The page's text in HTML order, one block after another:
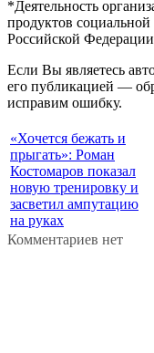
*Деятельность
продуктов социальной
Российской
Если Вы являетесь
его публикацией —
исправим ошибку.
«Хочется бежать и
прыгать»: Роман
Костомаров показал
новую тренировку и
засветил ампутацию
на руках
Комментариев нет